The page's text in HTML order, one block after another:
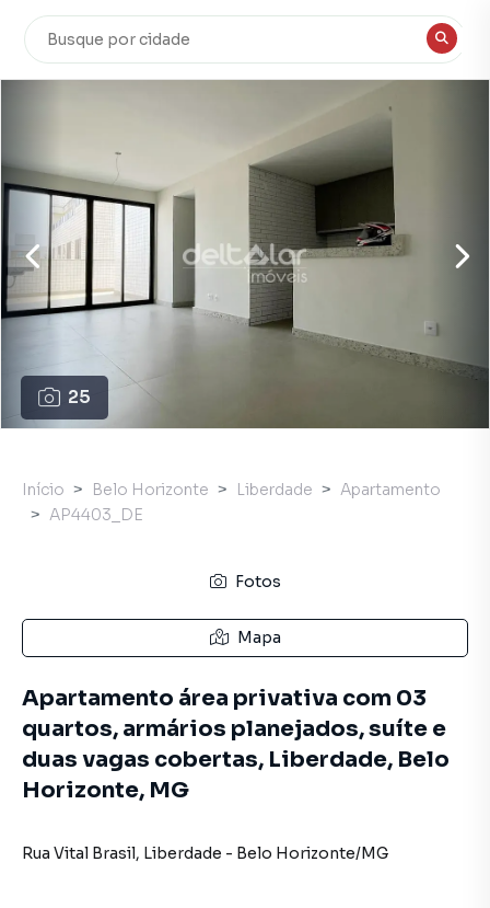
25
Início Belo Horizonte Liberdade
Apartamento
AP4403_DE
Fotos
Mapa
Apartamento área privativa com 03
quartos, armários planejados, suíte e
duas vagas cobertas, Liberdade, Belo
Horizonte, MG
Rua Vital Brasil, Liberdade - Belo Horizonte/MG